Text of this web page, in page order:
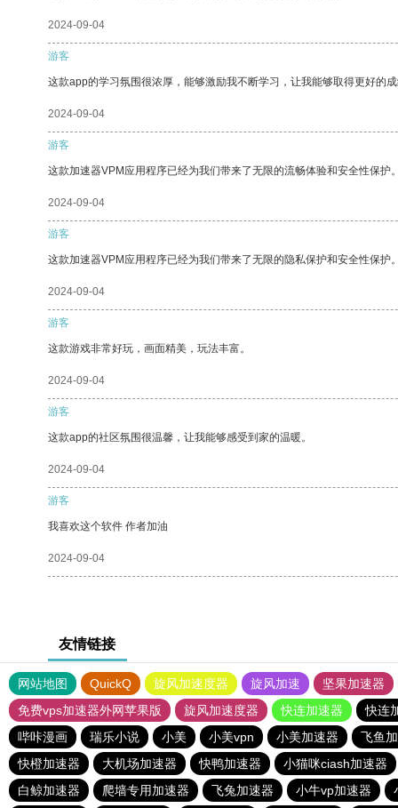
2024-09-04
游客
这款app的学习氛围很浓厚，能够激励我不断学习，让我能够取得更好的成
2024-09-04
游客
这款加速器VPM应用程序已经为我们带来了无限的流畅体验和安全性保护。
2024-09-04
游客
这款加速器VPM应用程序已经为我们带来了无限的隐私保护和安全性保护。
2024-09-04
游客
这款游戏非常好玩，画面精美，玩法丰富。
2024-09-04
游客
这款app的社区氛围很温馨，让我能够感受到家的温暖。
2024-09-04
游客
我喜欢这个软件 作者加油
2024-09-04
友情链接
网站地图 QuickQ 旋风加速度器 旋风加速 坚果加速器
免费vps加速器外网苹果版
旋风加速度器 快连加速器 快连
哔咔漫画
瑞乐小说 小美 小美vpn 小美加速器 飞鱼
快橙加速器
大机场加速器 快鸭加速器 小猫咪ciash加速器
白鲸加速器
爬墙专用加速器 飞兔加速器 小牛vp加速器